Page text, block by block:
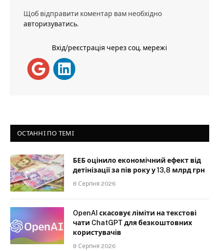
Щоб відправити коментар вам необхідно
авторизуватись.
Вхід/реєстрація через соц. мережі
ОСТАННІ ПО ТЕМІ
БЕБ оцінило економічний ефект від
детінізації за пів року у 13,8 млрд грн
8 Серпня 2026
OpenAI скасовує ліміти на текстові
чати ChatGPT для безкоштовних
користувачів
8 Серпня 2026